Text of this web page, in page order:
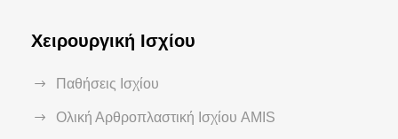
Χειρουργική Ισχίου
Παθήσεις Ισχίου
Ολική Αρθροπλαστική Ισχίου AMIS